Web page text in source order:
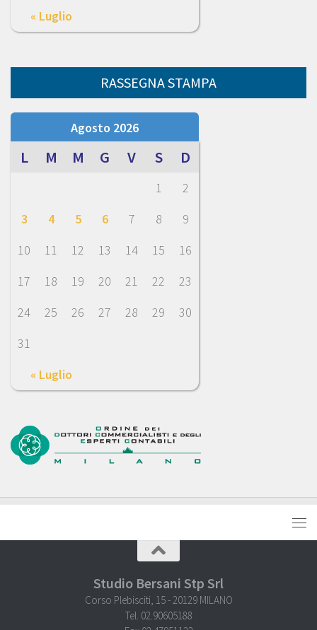
« Luglio
RASSEGNA STAMPA
Agosto 2026
L M M G V S D
« Luglio
1
2
3
4 5 6 7 8
9
10
11 12 13 14 15
16
17
18 19 20 21 22
23
24
25 26 27 28 29
30
31
Studio Bersani Stp Srl
Corso Plebisciti, 15 - 20129 MILANO
Tel. 02.90605188